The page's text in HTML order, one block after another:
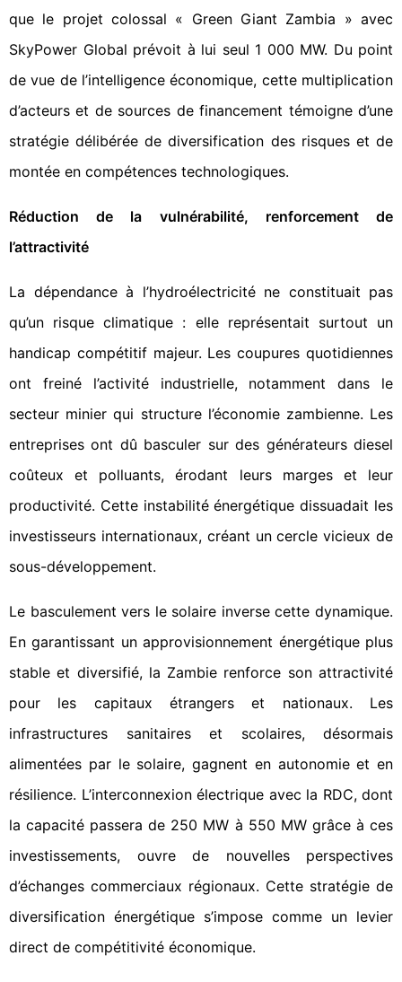
que le projet colossal « Green Giant Zambia » avec
SkyPower Global prévoit à lui seul 1 000 MW. Du point
de vue de l’intelligence économique, cette multiplication
d’acteurs et de sources de financement témoigne d’une
stratégie délibérée de diversification des risques et de
montée en compétences technologiques.
Réduction de la vulnérabilité, renforcement de
l’attractivité
La dépendance à l’hydroélectricité ne constituait pas
qu’un risque climatique : elle représentait surtout un
handicap compétitif majeur. Les coupures quotidiennes
ont freiné l’activité industrielle, notamment dans le
secteur minier qui structure l’économie zambienne. Les
entreprises ont dû basculer sur des générateurs diesel
coûteux et polluants, érodant leurs marges et leur
productivité. Cette instabilité énergétique dissuadait les
investisseurs internationaux, créant un cercle vicieux de
sous-développement.
Le basculement vers le solaire inverse cette dynamique.
En garantissant un approvisionnement énergétique plus
stable et diversifié, la Zambie renforce son attractivité
pour les capitaux étrangers et nationaux. Les
infrastructures sanitaires et scolaires, désormais
alimentées par le solaire, gagnent en autonomie et en
résilience. L’interconnexion électrique avec la RDC, dont
la capacité passera de 250 MW à 550 MW grâce à ces
investissements, ouvre de nouvelles perspectives
d’échanges commerciaux régionaux. Cette stratégie de
diversification énergétique s’impose comme un levier
direct de compétitivité économique.